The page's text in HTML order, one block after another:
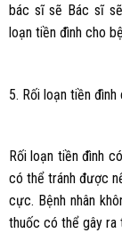
bác sĩ sẽ Bác sĩ
loạn tiền đình cho
5. Rối loạn tiền
Rối loạn tiền đình
có thể tránh được
cực. Bệnh nhân
thuốc có thể gây ra